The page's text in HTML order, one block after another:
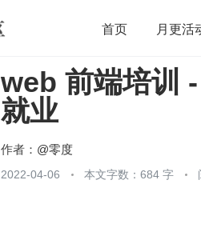
首页 月更活
开源 架构 OpenHarmony
团队管理
web 前端培训
就业
作者： @零度
2022-04-06 本文字数：684 字